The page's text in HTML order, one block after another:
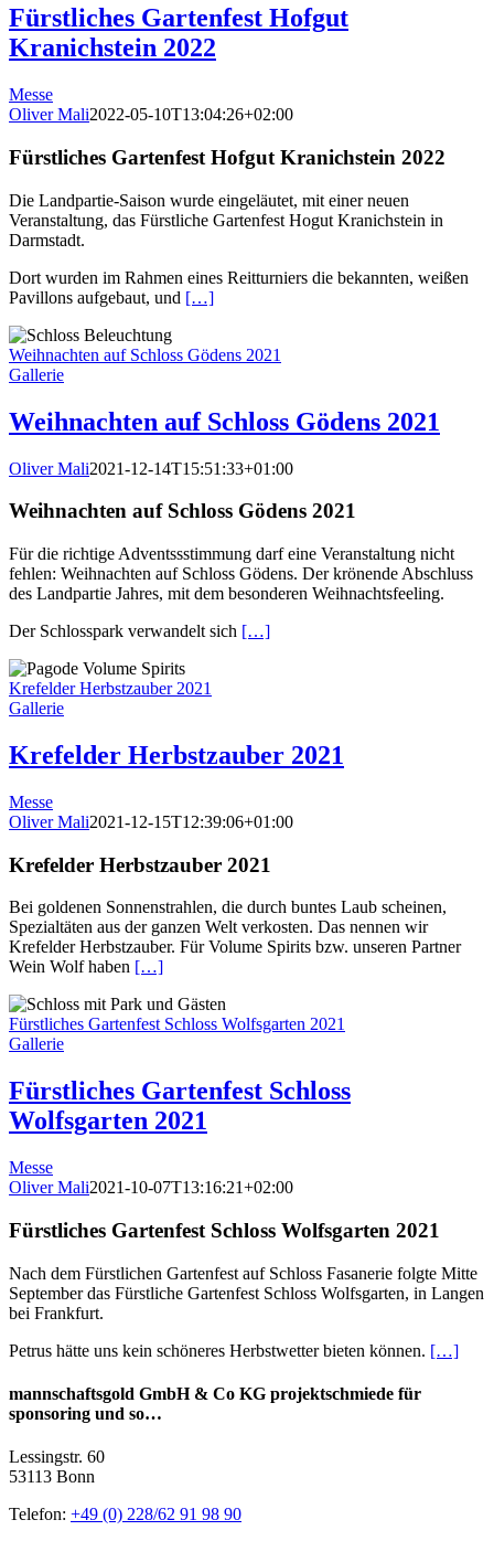
Fürstliches Gartenfest Hofgut
Kranichstein 2022
Messe
Oliver Mali2022-05-10T13:04:26+02:00
Fürstliches Gartenfest Hofgut Kranichstein 2022
Die Landpartie-Saison wurde eingeläutet, mit einer neuen
Veranstaltung, das Fürstliche Gartenfest Hogut Kranichstein in
Darmstadt.
Dort wurden im Rahmen eines Reitturniers die bekannten, weißen
Pavillons aufgebaut, und […]
Weihnachten auf Schloss Gödens 2021
Gallerie
Weihnachten auf Schloss Gödens 2021
Oliver Mali2021-12-14T15:51:33+01:00
Weihnachten auf Schloss Gödens 2021
Für die richtige Adventssstimmung darf eine Veranstaltung nicht
fehlen: Weihnachten auf Schloss Gödens. Der krönende Abschluss
des Landpartie Jahres, mit dem besonderen Weihnachtsfeeling.
Der Schlosspark verwandelt sich […]
Krefelder Herbstzauber 2021
Gallerie
Krefelder Herbstzauber 2021
Messe
Oliver Mali2021-12-15T12:39:06+01:00
Krefelder Herbstzauber 2021
Bei goldenen Sonnenstrahlen, die durch buntes Laub scheinen,
Spezialtäten aus der ganzen Welt verkosten. Das nennen wir
Krefelder Herbstzauber. Für Volume Spirits bzw. unseren Partner
Wein Wolf haben […]
Fürstliches Gartenfest Schloss Wolfsgarten 2021
Gallerie
Fürstliches Gartenfest Schloss
Wolfsgarten 2021
Messe
Oliver Mali2021-10-07T13:16:21+02:00
Fürstliches Gartenfest Schloss Wolfsgarten 2021
Nach dem Fürstlichen Gartenfest auf Schloss Fasanerie folgte Mitte
September das Fürstliche Gartenfest Schloss Wolfsgarten, in Langen
bei Frankfurt.
Petrus hätte uns kein schöneres Herbstwetter bieten können. […]
mannschaftsgold GmbH & Co KG projektschmiede für
sponsoring und so…
Lessingstr. 60
53113 Bonn
Telefon: +49 (0) 228/62 91 98 90